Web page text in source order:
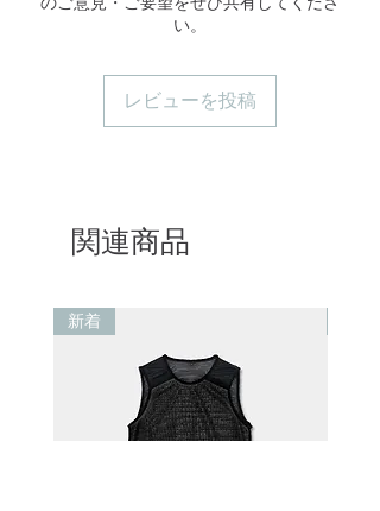
洗濯機で洗う場合は、洗濯ネットを
使用し、中〜低速の回転設定で洗っ
手洗いすると、より長く使用できま
い。
レビューを投稿
関連商品
新着